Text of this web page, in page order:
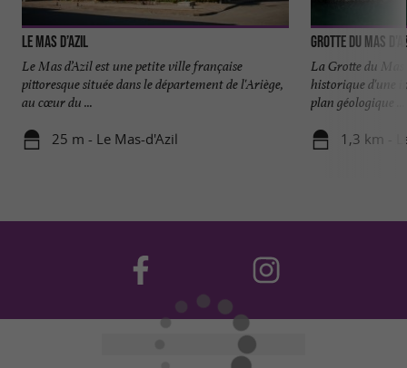
Le Mas d’Azil
Le Mas d’Azil est une petite ville française
pittoresque située dans le département de l'Ariège,
au cœur du ...
25 m - Le Mas-d'Azil
Grotte du Mas
La Grotte du
historique d'une
plan géologique ...
1,3 km -